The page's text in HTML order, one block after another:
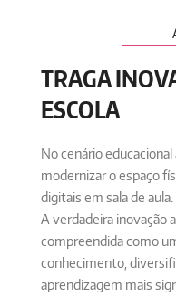
TRAGA
ESCOLA
No cenário
modernizar o espaço
digitais em sala de aula.
A verdadeira inovação
compreendida como
conhecimento,
aprendizagem mais